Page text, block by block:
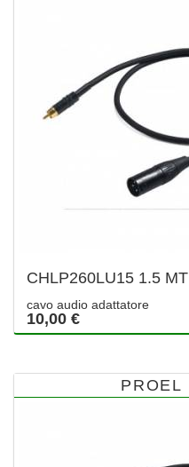
CHLP260LU15 1.5 MT
cavo audio adattatore
10,00 €
PROEL